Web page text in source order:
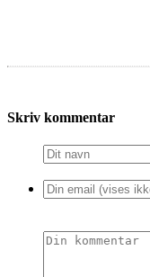
Skriv kommentar